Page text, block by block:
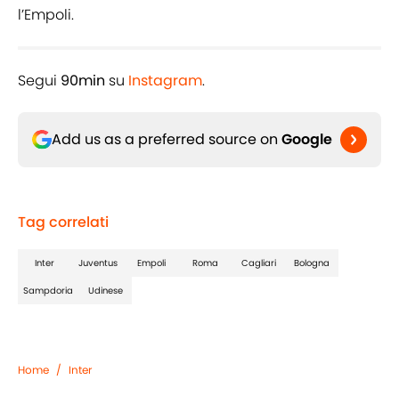
l’Empoli.
Segui 90min su Instagram.
Add us as a preferred source on Google
Tag correlati
Inter Juventus Empoli Roma Cagliari Bologna
Sampdoria Udinese
Home / Inter